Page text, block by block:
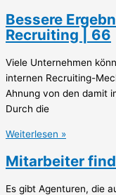
Bessere
Recruiting | 66
Viele Unternehmen
internen Recruiting-
Ahnung von den damit
Durch die
Weiterlesen »
Mitarbeiter
Es gibt Agenturen, die